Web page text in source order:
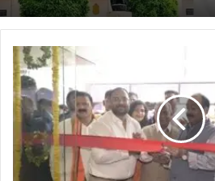
माँ
की
स्मृति
में
मरीजों
सेवा
का